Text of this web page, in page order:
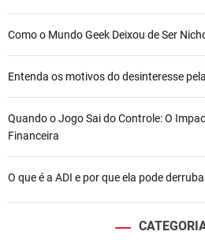
Como o Mundo Geek Deixou de Ser
Entenda os motivos do desinteresse
Quando o Jogo Sai do Controle: O
Financeira
O que é a ADI e por que ela pode